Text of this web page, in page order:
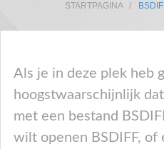
STARTPAGINA
Als je in deze plek heb
hoogstwaarschijnlijk
met een bestand
wilt openen BSDIFF, of